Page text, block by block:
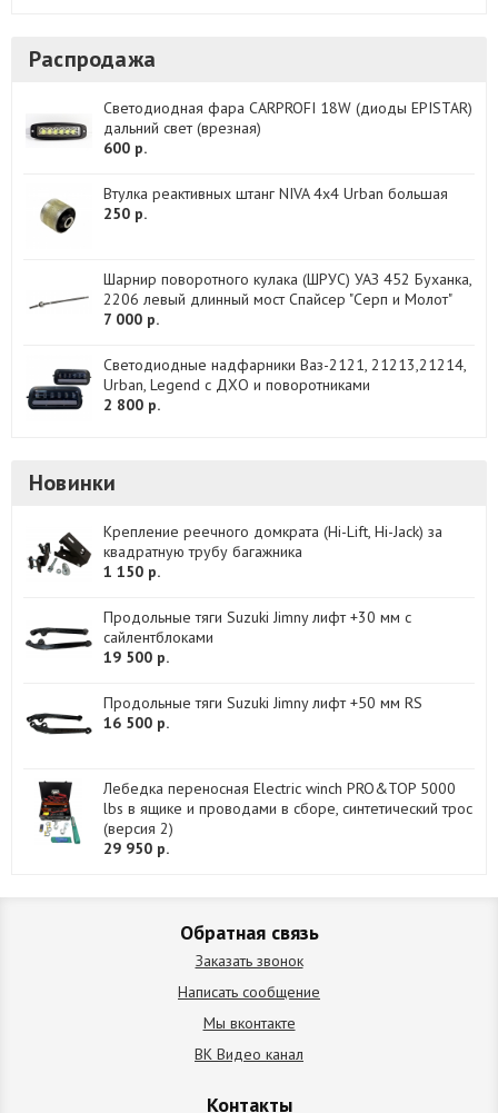
Распродажа
Светодиодная фара CARPROFI 18W (диоды EPISTAR)
дальний свет (врезная)
600 р.
Втулка реактивных штанг NIVA 4x4 Urban большая
250 р.
Шарнир поворотного кулака (ШРУС) УАЗ 452 Буханка,
2206 левый длинный мост Спайсер "Серп и Молот"
7 000 р.
Светодиодные надфарники Ваз-2121, 21213,21214,
Urban, Legend с ДХО и поворотниками
2 800 р.
Новинки
Крепление реечного домкрата (Hi-Lift, Hi-Jack) за
квадратную трубу багажника
1 150 р.
Продольные тяги Suzuki Jimny лифт +30 мм с
сайлентблоками
19 500 р.
Продольные тяги Suzuki Jimny лифт +50 мм RS
16 500 р.
Лебедка переносная Electric winch PRO&TOP 5000
lbs в ящике и проводами в сборе, синтетический трос
(версия 2)
29 950 р.
Обратная связь
Заказать звонок
Написать сообщение
Мы вконтакте
ВК Видео канал
Контакты